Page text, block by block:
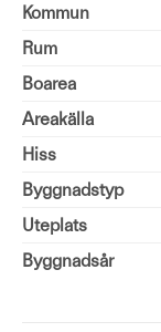
Kommun
Rum
Boarea
Areakälla
Hiss
Byggnadstyp
Uteplats
Byggnadsår